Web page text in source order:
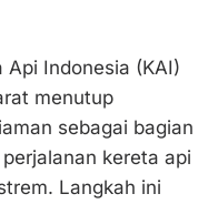
Api Indonesia (KAI)
menutup
sebagai bagian
kereta api
Langkah ini